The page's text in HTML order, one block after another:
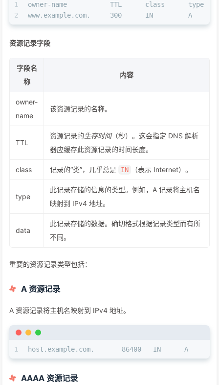
1
2
owner-name           TTL      class      type
www.example.com.     300      IN         A
资源记录字段
字段名
称
内容
owner-
name
该资源记录的名称。
TTL
资源记录的生存时间（秒）。这会指定 DNS 解析
器应缓存此资源记录的时间长度。
class 记录的“类”，几乎总是 IN （表示 Internet）。
type
此记录存储的信息的类型。例如，A 记录将主机名
映射到 IPv4 地址。
data
此记录存储的数据。确切格式根据记录类型而有所
不同。
重要的资源记录类型包括：
A 资源记录
A 资源记录将主机名映射到 IPv4 地址。
1 host.example.com.       86400   IN      A
AAAA 资源记录